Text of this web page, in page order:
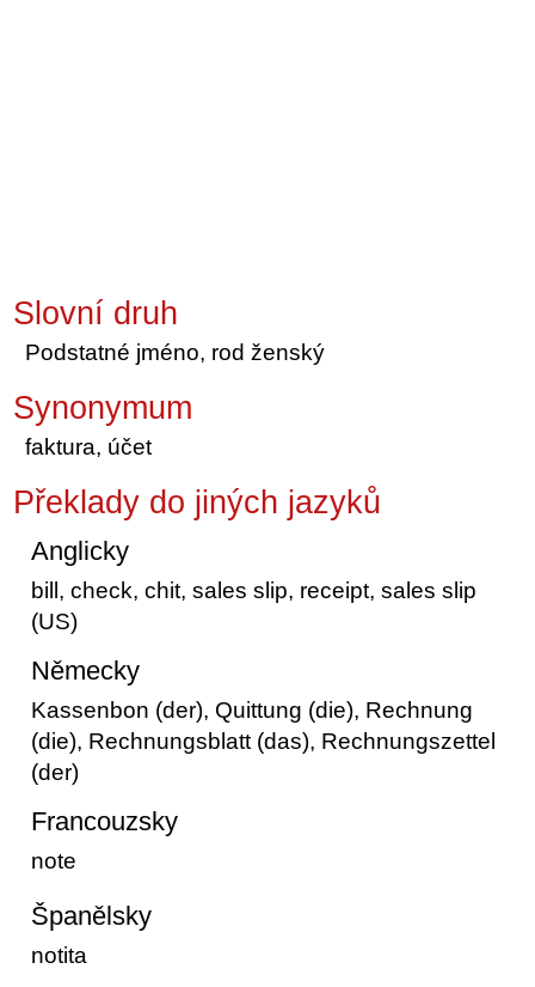
Slovní druh
Podstatné jméno, rod ženský
Synonymum
faktura, účet
Překlady do jiných jazyků
Anglicky
bill, check, chit, sales slip, receipt, sales slip
(US)
Německy
Kassenbon (der), Quittung (die), Rechnung
(die), Rechnungsblatt (das), Rechnungszettel
(der)
Francouzsky
note
Španělsky
notita